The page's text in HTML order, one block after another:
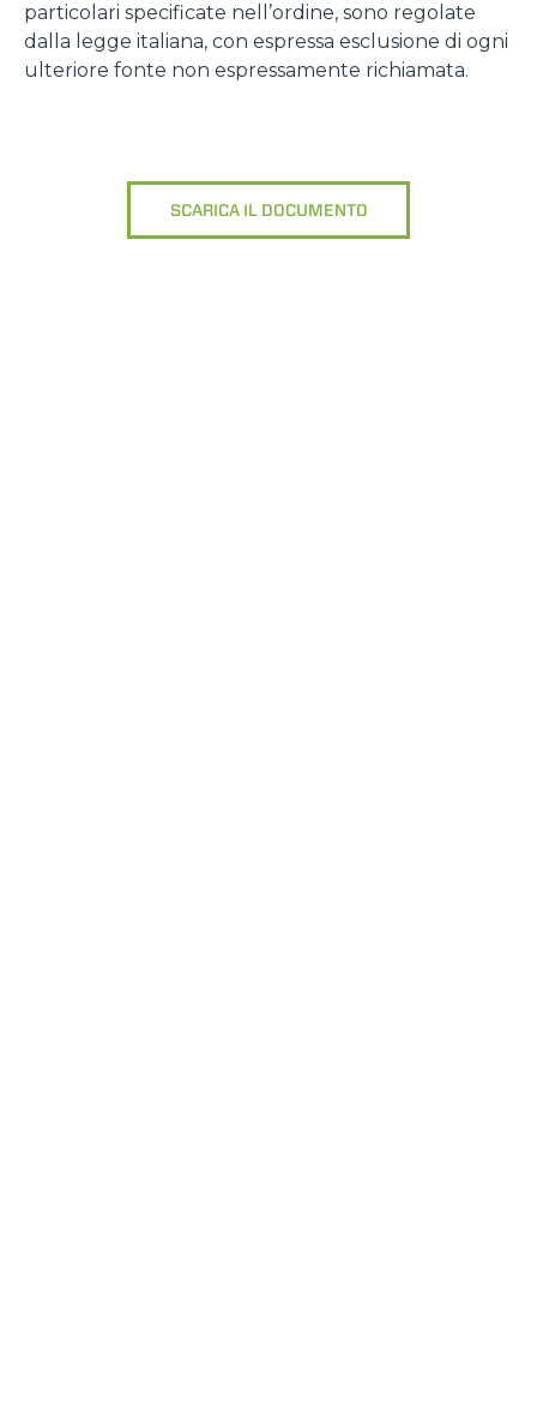
particolari specificate nell’ordine, sono regolate
dalla legge italiana, con espressa esclusione di ogni
ulteriore fonte non espressamente richiamata.
SCARICA IL DOCUMENTO